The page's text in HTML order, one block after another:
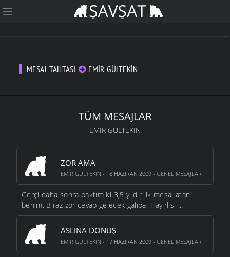
MESAJ-TAHTASI EMIR GÜLTEKIN
TÜM MESAJLAR
EMIR GÜLTEKIN
ZOR AMA
EMIR GÜLTEKIN - 18 HAZIRAN 2009 - GENEL MESAJLAR
Gerçi daha sonra baktım ki 3,5 yıldır ilk mesaj atan
benim. Biraz zor cevap gelecek galiba. Hayırlısı ...
ASLINA DÖNÜŞ
EMIR GÜLTEKIN - 17 HAZIRAN 2009 - GENEL MESAJLAR